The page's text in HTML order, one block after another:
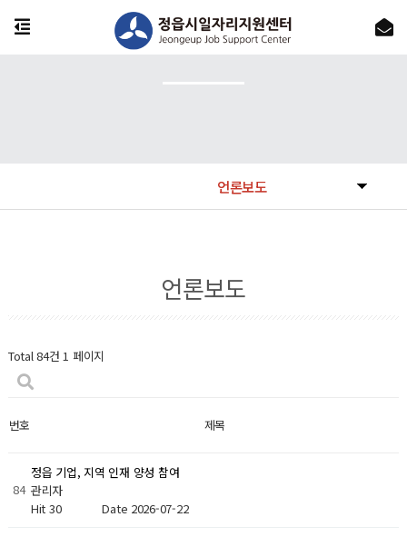
언론보도
언론보도
Total 84건 1 페이지
번호 제목
84
정읍 기업, 지역 인재 양성 참여
관리자
Hit 30Date 2026-07-22